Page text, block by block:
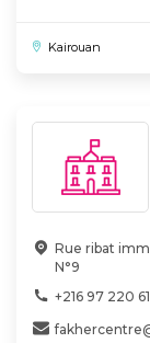
Kairouan
Rue ribat
N°9
+216 97 220